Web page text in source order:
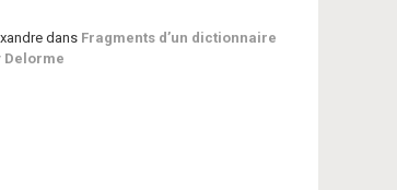
dans Fragments d’un dictionnaire
Delorme